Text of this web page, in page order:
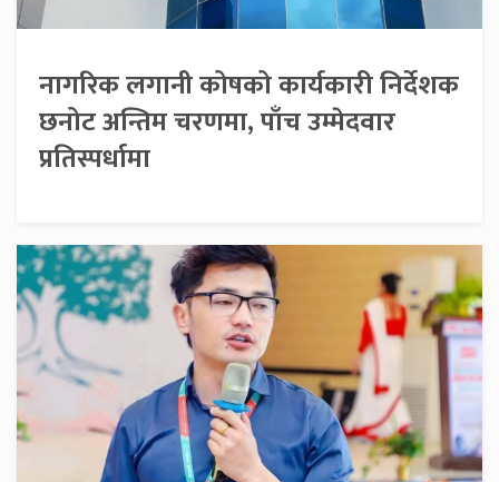
नागरिक लगानी कोषको कार्यकारी निर्देशक
छनोट अन्तिम चरणमा, पाँच उम्मेदवार
प्रतिस्पर्धामा